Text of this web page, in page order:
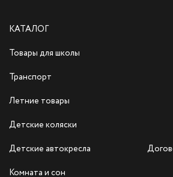
КАТАЛОГ
Товары для школы
Транспорт
Летние товары
Детские коляски
Детские автокресла
Комната и сон